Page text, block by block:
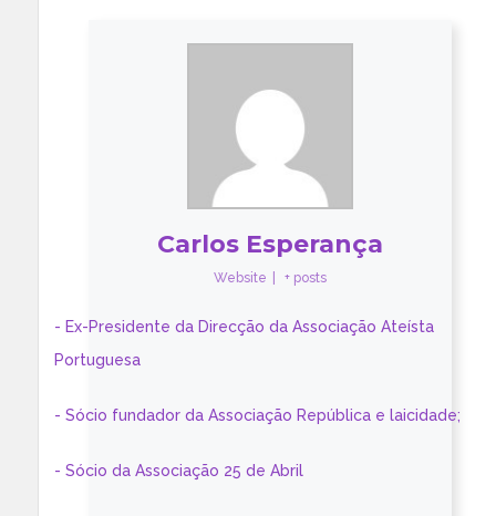
Carlos Esperança
Website + posts
- Ex-Presidente da Direcção da Associação Ateísta
Portuguesa
- Sócio fundador da Associação República e laicidade;
- Sócio da Associação 25 de Abril